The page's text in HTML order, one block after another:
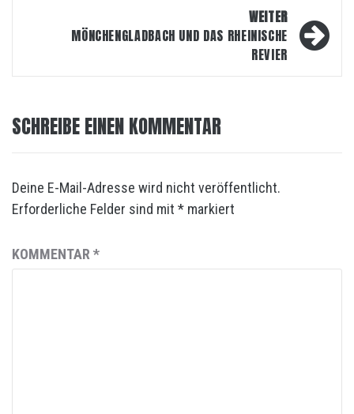
WEITER
MÖNCHENGLADBACH UND DAS RHEINISCHE
REVIER
SCHREIBE EINEN KOMMENTAR
Deine E-Mail-Adresse wird nicht veröffentlicht.
Erforderliche Felder sind mit * markiert
KOMMENTAR *